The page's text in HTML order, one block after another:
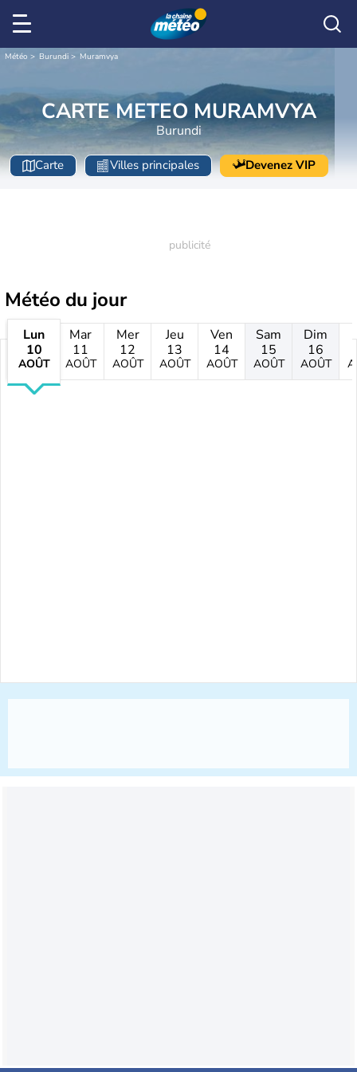
Météo Burundi Muramvya
CARTE METEO MURAMVYA
Burundi
Carte Villes principales Devenez VIP
Météo du jour
Lun
10
AOÛT
Mar
11
AOÛT
Mer
12
AOÛT
Jeu
13
AOÛT
Ven
14
AOÛT
Sam
15
AOÛT
Dim
16
AOÛT